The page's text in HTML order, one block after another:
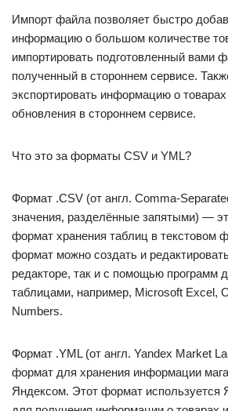
Импорт файла позволяет быстро
информацию о большом количестве
импортировать подготовленный вами
полученный в стороннем сервисе.
экспортировать информацию о товарах
обновления в стороннем сервисе.
Что это за форматы CSV и YML?
Формат .CSV (от англ. Comma-
значения, разделённые запятыми) —
формат хранения таблиц в текстовом
формат можно создать и
редакторе, так и с помощью программ
таблицами, например, Microsoft Excel,
Numbers.
Формат .YML (от англ. Yandex Market
формат для хранения информации
Яндексом. Этот формат используется